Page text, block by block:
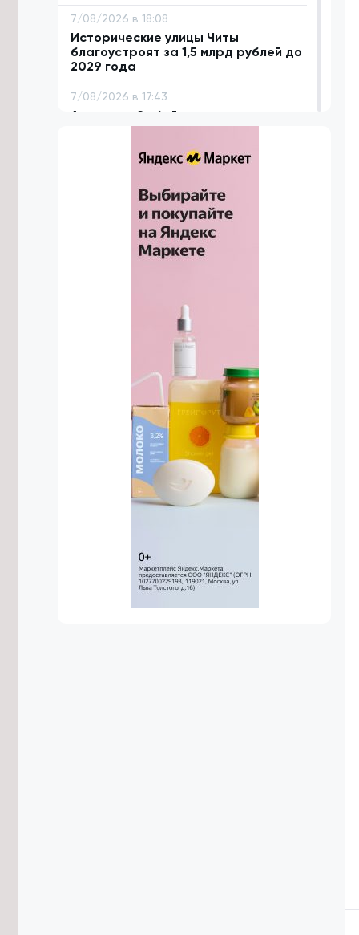
7/08/2026 в 18:08
Исторические улицы Читы
благоустроят за 1,5 млрд рублей до
2029 года
7/08/2026 в 17:43
Аграриям Забайкалья нужно
заготовить 1,1 млн тонн сена к зиме
7/08/2026 в 17:18
срок за поджог двух автомобилей
из-за конфликта
7/08/2026 в 16:54
Высокий уровень заболеваемости
Прокуратура потребовала
отремонтировать здание Дворца
7/08/2026 в 16:07
Улицу в Чите перекроют до 12
августа из-за аварийной ситуации
7/08/2026 в 16:03
Подготовку к безопасному
проведению Единого дня
голосования обсудили в Забайкалье
Объём строительства в ДФО в 1,5
раза превышает
среднероссийский уровень